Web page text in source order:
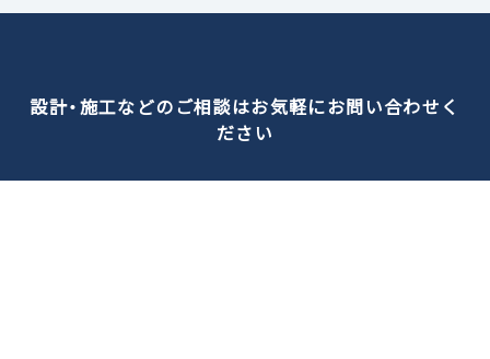
設計・施工などのご相談はお気軽にお問い合わせく
ださい